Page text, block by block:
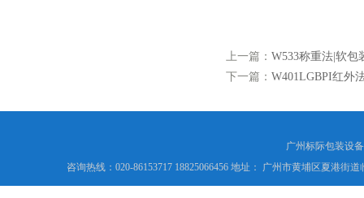
上一篇： W533称重法|软包
下一篇： W401LGBPI红外
广州标际包装设
咨询热线：020-86153717 18825066456 地址： 广州市黄埔区夏港街